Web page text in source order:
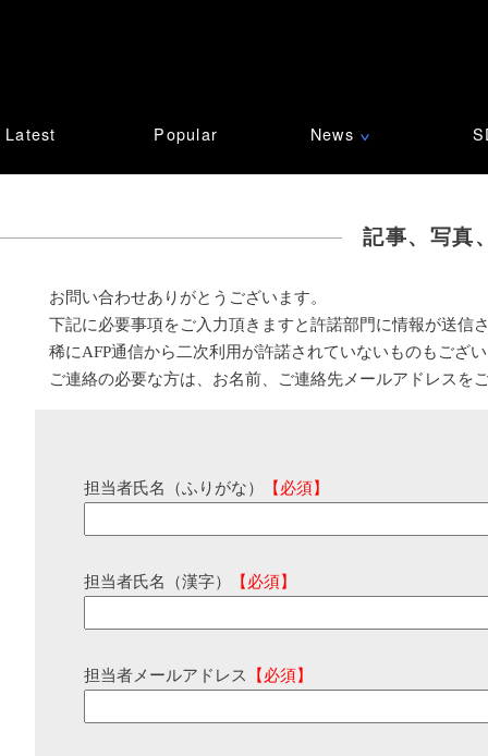
Latest Popular News ∨
記事、写真
お問い合わせありがとうございます。
下記に必要事項をご入力頂きますと許諾部門に情報が送信
稀にAFP通信から二次利用が許諾されていないものもござ
ご連絡の必要な方は、お名前、ご連絡先メールアドレスを
担当者氏名（ふりがな） 【必須】
担当者氏名（漢字） 【必須】
担当者メールアドレス 【必須】